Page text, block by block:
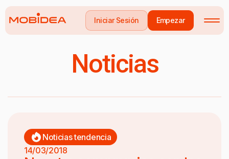
Iniciar Sesión Empezar
Noticias
Noticias tendencia
14/03/2018